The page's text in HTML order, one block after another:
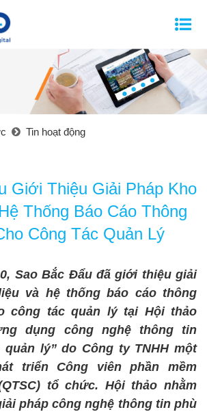
Tin hoạt động
Giới Thiệu Giải Pháp Kho
Thống Báo Cáo Thông
Công Tác Quản Lý
Sao Bắc Đẩu đã giới thiệu giải
và hệ thống báo cáo thông
công tác quản lý tại Hội thảo
dụng công nghệ thông tin
lý” do Công ty TNHH một
triển Công viên phần mềm
tổ chức. Hội thảo nhằm
pháp công nghệ thông tin phù